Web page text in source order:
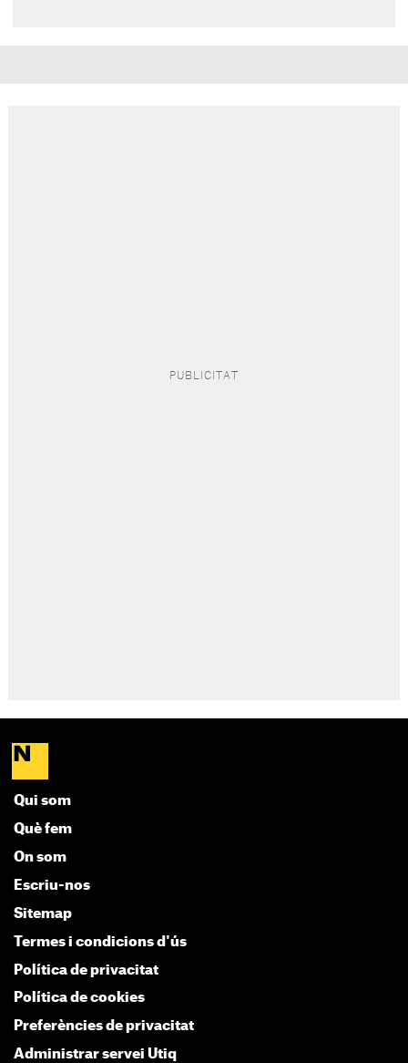
Qui som
Què fem
On som
Escriu-nos
Sitemap
Termes i condicions d'ús
Política de privacitat
Política de cookies
Preferències de privacitat
Administrar servei Utiq